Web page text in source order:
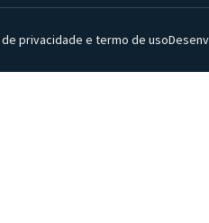
privacidade e termo de uso